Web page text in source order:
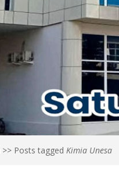
>> Posts tagged Kimia Unesa